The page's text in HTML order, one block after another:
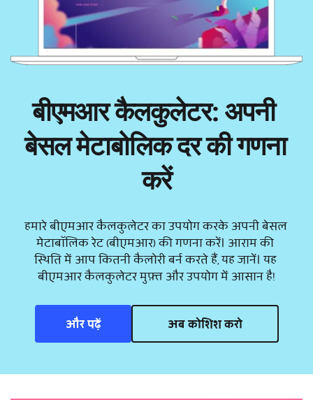
बीएमआर कैलकुलेटर: अपनी
बेसल मेटाबोलिक दर की गणना
करें
हमारे बीएमआर कैलकुलेटर का उपयोग करके अपनी बेसल
मेटाबॉलिक रेट (बीएमआर) की गणना करें। आराम की
स्थिति में आप कितनी कैलोरी बर्न करते हैं, यह जानें। यह
बीएमआर कैलकुलेटर मुफ़्त और उपयोग में आसान है!
और पढ़ें अब कोशिश करो